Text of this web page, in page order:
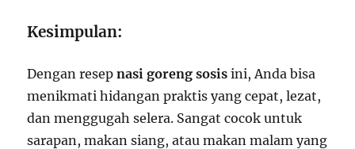
Kesimpulan:
Dengan resepnasi goreng sosis ini, Anda bisa
menikmati hidangan praktis yang cepat, lezat,
dan menggugah selera. Sangat cocok untuk
sarapan, makan siang, atau makan malam yang